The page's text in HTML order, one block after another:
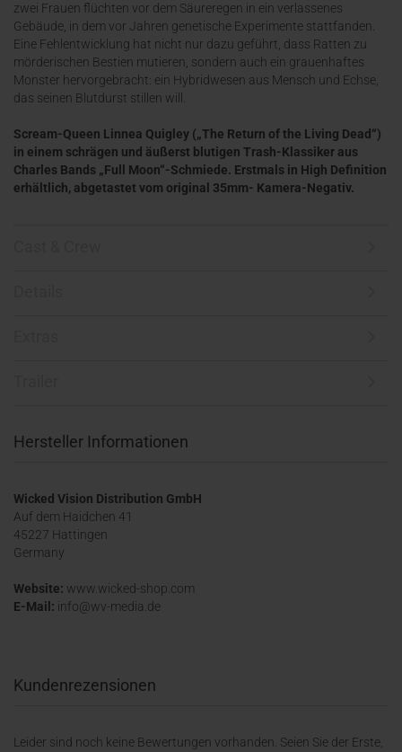
zwei Frauen flüchten vor dem Säureregen in ein verlassenes
Gebäude, in dem vor Jahren genetische Experimente stattfanden.
Eine Fehlentwicklung hat nicht nur dazu geführt, dass Ratten zu
mörderischen Bestien mutieren, sondern auch ein grauenhaftes
Monster hervorgebracht: ein Hybridwesen aus Mensch und Echse,
das seinen Blutdurst stillen will.
Scream-Queen Linnea Quigley („The Return of the Living Dead“)
in einem schrägen und äußerst blutigen Trash-Klassiker aus
Charles Bands „Full Moon“-Schmiede. Erstmals in High Definition
erhältlich, abgetastet vom original 35mm- Kamera-Negativ.
Hersteller Informationen
Wicked Vision Distribution GmbH
Auf dem Haidchen 41
45227 Hattingen
Germany
Website: www.wicked-shop.com
E-Mail: info@wv-media.de
Kundenrezensionen
Leider sind noch keine Bewertungen vorhanden. Seien Sie der Erste,